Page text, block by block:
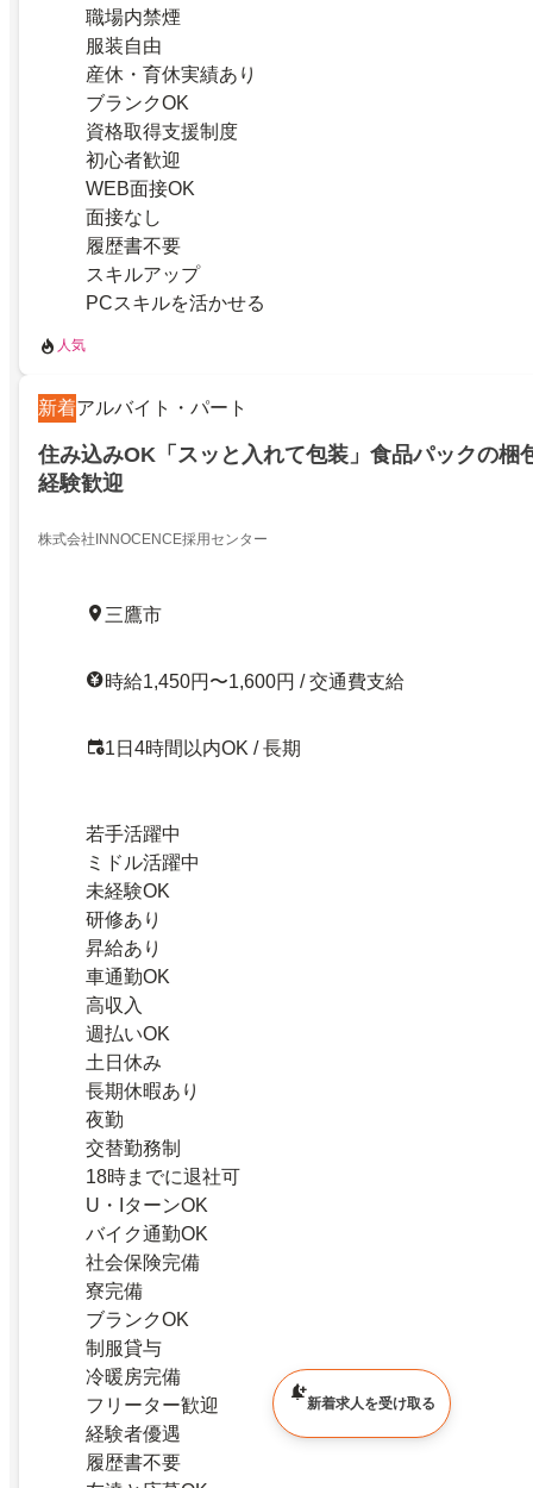
職場内禁煙
服装自由
産休・育休実績あり
ブランクOK
資格取得支援制度
初心者歓迎
WEB面接OK
面接なし
履歴書不要
スキルアップ
PCスキルを活かせる
人気
新着アルバイト・パート
住み込みOK「スッと入れて包装」食品パックの梱
経験歓迎
株式会社INNOCENCE採用センター
三鷹市
時給1,450円〜1,600円 / 交通費支給
1日4時間以内OK / 長期
若手活躍中
ミドル活躍中
未経験OK
研修あり
昇給あり
車通勤OK
高収入
週払いOK
土日休み
長期休暇あり
夜勤
交替勤務制
18時までに退社可
U・IターンOK
バイク通勤OK
社会保険完備
寮完備
ブランクOK
制服貸与
冷暖房完備
フリーター歓迎
経験者優遇
履歴書不要
新着求人を受け取る